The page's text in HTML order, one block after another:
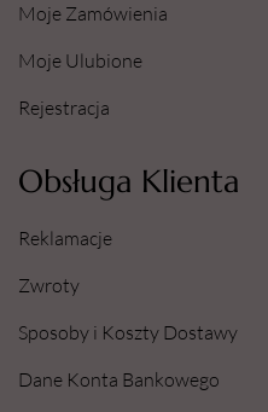
Moje Zamówienia
Moje Ulubione
Rejestracja
Obsługa Klienta
Reklamacje
Zwroty
Sposoby i Koszty Dostawy
Dane Konta Bankowego